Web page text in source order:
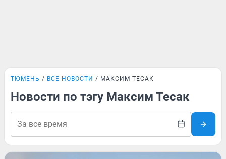
ТЮМЕНЬ ВСЕ НОВОСТИ МАКСИМ ТЕСАК
Новости по тэгу Максим Тесак